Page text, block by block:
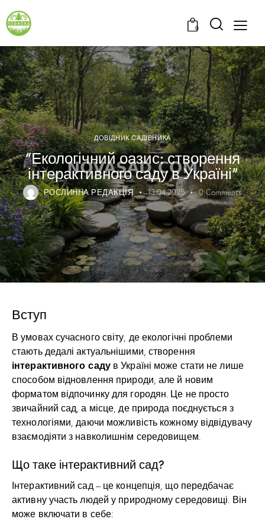
0
ДОВІДНИК САДІВНИКА
“Екологічний оазис: створення
інтерактивного саду в Україні”
РОСЛИННА РЕДАКЦІЯ 13.04.2025 0 Comments
Вступ
В умовах сучасного світу, де екологічні проблеми
стають дедалі актуальнішими, створення
інтерактивного садув Україні може стати не лише
способом відновлення природи, але й новим
форматом відпочинку для городян. Це не просто
звичайний сад, а місце, де природа поєднується з
технологіями, даючи можливість кожному відвідувачу
взаємодіяти з навколишнім середовищем.
Що таке інтерактивний сад?
Інтерактивний сад – це концепція, що передбачає
активну участь людей у природному середовищі. Він
може включати в себе: